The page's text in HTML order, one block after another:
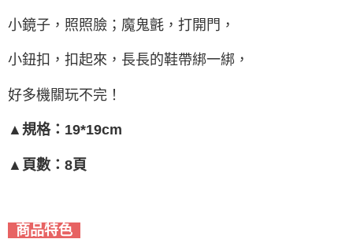
小鏡子，照照臉；魔鬼氈，打開門，
小鈕扣，扣起來，長長的鞋帶綁一綁，
好多機關玩不完！
▲規格：19*19cm
▲頁數：8頁
商品特色